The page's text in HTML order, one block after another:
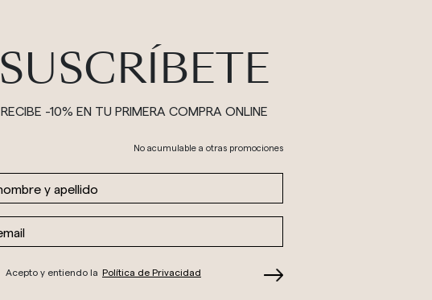
SUSCRÍBETE
RECIBE -10% EN TU PRIMERA COMPRA ONLINE
No acumulable a otras promociones
Acepto y entiendo la Política de Privacidad